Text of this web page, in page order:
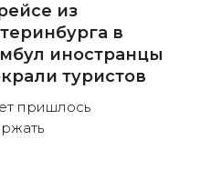
из
в
иностранцы
туристов
пришлось